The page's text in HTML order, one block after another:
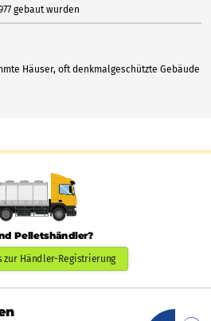
gebaut wurden
Häuser, oft denkmalgeschützte Gebäude
Pelletshändler?
zur Händler-Registrierung